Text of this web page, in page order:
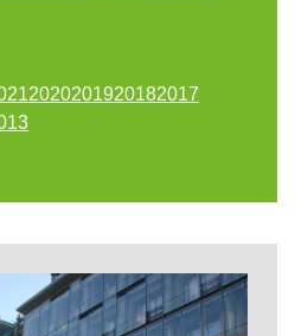
2020201920182017